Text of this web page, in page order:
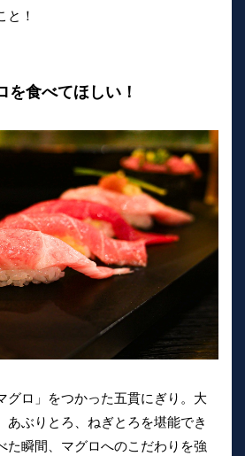
と！
を食べてほしい！
グロ」をつかった五貫にぎり。大
あぶりとろ、ねぎとろを堪能でき
た瞬間、マグロへのこだわりを強